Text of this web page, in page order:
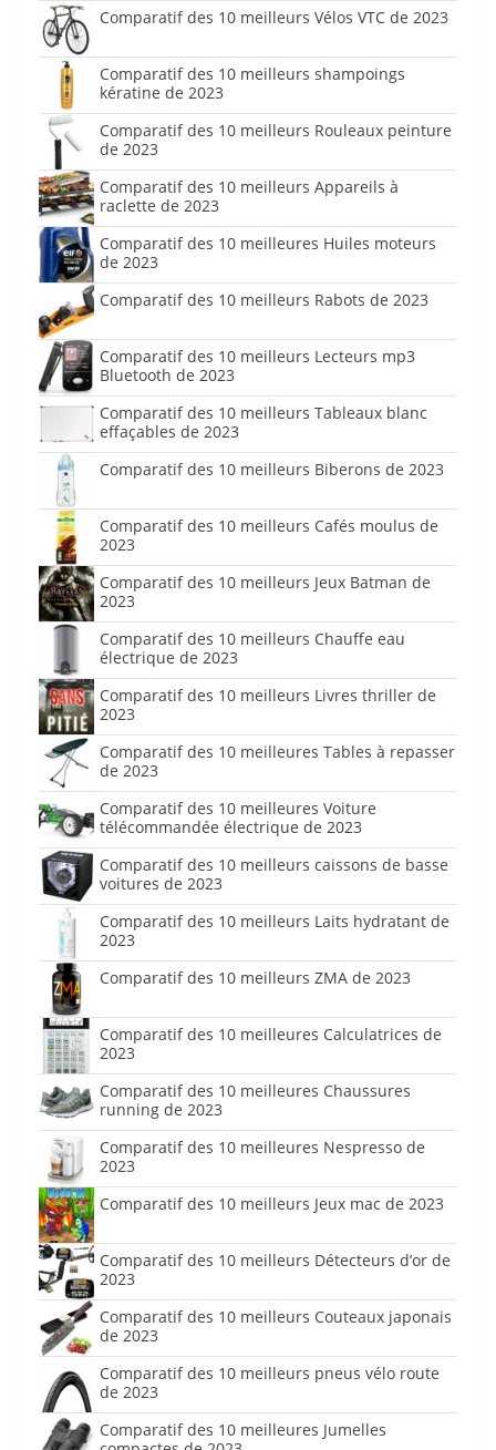
Comparatif des 10 meilleurs Vélos VTC de 2023
Comparatif des 10 meilleurs shampoings
kératine de 2023
Comparatif des 10 meilleurs Rouleaux peinture
de 2023
Comparatif des 10 meilleurs Appareils à
raclette de 2023
Comparatif des 10 meilleures Huiles moteurs
de 2023
Comparatif des 10 meilleurs Rabots de 2023
Comparatif des 10 meilleurs Lecteurs mp3
Bluetooth de 2023
Comparatif des 10 meilleurs Tableaux blanc
effaçables de 2023
Comparatif des 10 meilleurs Biberons de 2023
Comparatif des 10 meilleurs Cafés moulus de
2023
Comparatif des 10 meilleurs Jeux Batman de
2023
Comparatif des 10 meilleurs Chauffe eau
électrique de 2023
Comparatif des 10 meilleurs Livres thriller de
2023
Comparatif des 10 meilleures Tables à repasser
de 2023
Comparatif des 10 meilleures Voiture
télécommandée électrique de 2023
Comparatif des 10 meilleurs caissons de basse
voitures de 2023
Comparatif des 10 meilleurs Laits hydratant de
2023
Comparatif des 10 meilleurs ZMA de 2023
Comparatif des 10 meilleures Calculatrices de
2023
Comparatif des 10 meilleures Chaussures
running de 2023
Comparatif des 10 meilleures Nespresso de
2023
Comparatif des 10 meilleurs Jeux mac de 2023
Comparatif des 10 meilleurs Détecteurs d’or de
2023
Comparatif des 10 meilleurs Couteaux japonais
de 2023
Comparatif des 10 meilleurs pneus vélo route
de 2023
Comparatif des 10 meilleures Jumelles